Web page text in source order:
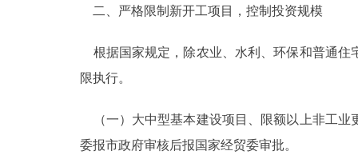
绿色北京
多语种
二、严格限制新开工项目，控制投资规模
根据国家规定，除农业、水利、环保和普通住
限执行。
（一）大中型基本建设项目、限额以上非工业
委报市政府审核后报国家经贸委审批。